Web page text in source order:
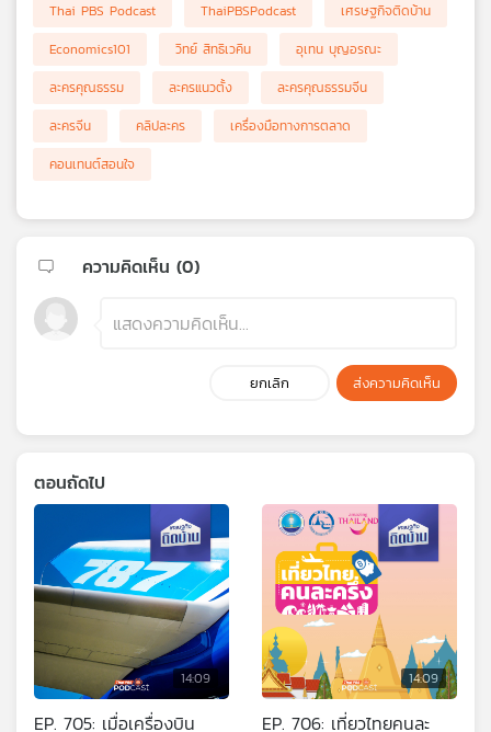
Thai PBS Podcast
ThaiPBSPodcast
เศรษฐกิจติดบ้าน
Economics101
วิทย์ สิทธิเวคิน
อุเทน บุญอรณะ
ละครคุณธรรม
ละครแนวตั้ง
ละครคุณธรรมจีน
ละครจีน
คลิปละคร
เครื่องมือทางการตลาด
คอนเทนต์สอนใจ
ความคิดเห็น (0)
ยกเลิก ส่งความคิดเห็น
ตอนถัดไป
14:09
EP. 705: เมื่อเครื่องบิน
14:09
EP. 706: เที่ยวไทยคนละ